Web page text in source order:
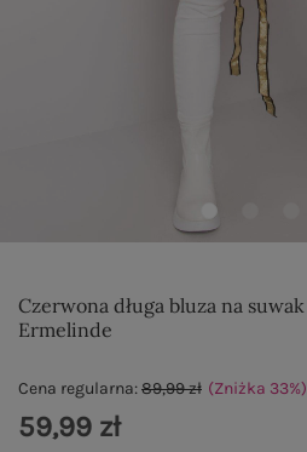
Czerwona długa bluza na suwak
Ermelinde
Cena regularna:89,99 zł (Zniżka 33%)
59,99 zł